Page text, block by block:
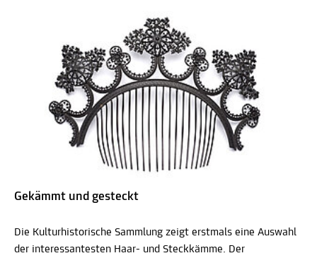
Gekämmt und gesteckt
Die Kulturhistorische Sammlung zeigt erstmals eine Auswahl
der interessantesten Haar- und Steckkämme. Der